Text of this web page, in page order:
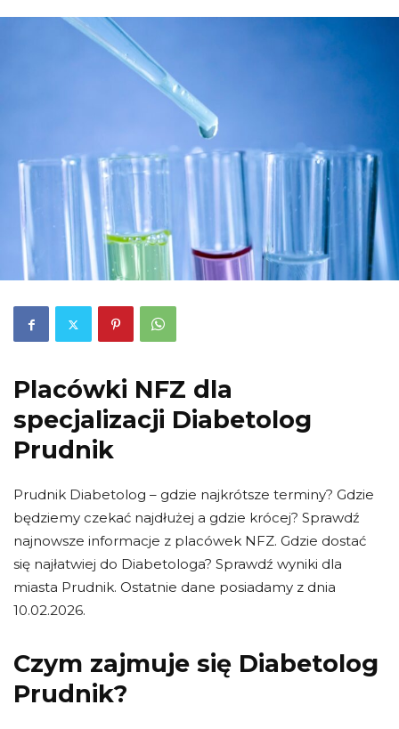
Placówki NFZ dla
specjalizacji Diabetolog
Prudnik
Prudnik Diabetolog – gdzie najkrótsze terminy? Gdzie
będziemy czekać najdłużej a gdzie krócej? Sprawdź
najnowsze informacje z placówek NFZ. Gdzie dostać
się najłatwiej do Diabetologa? Sprawdź wyniki dla
miasta Prudnik. Ostatnie dane posiadamy z dnia
10.02.2026.
Czym zajmuje się Diabetolog
Prudnik?